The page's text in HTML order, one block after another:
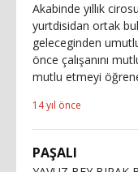
Akabinde yıllık
yurtdisidan ortak
geleceginden
önce çalışanını
mutlu etmeyi
14 yıl önce
PAŞALI